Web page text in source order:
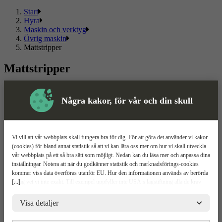
Några kakor, för vår och din skull
[...]
Vi vill att vår webbplats skall fungera bra för dig. För att göra det använder vi kakor
(cookies) för bland annat statistik så att vi kan lära oss mer om hur vi skall utveckla
vår webbplats på ett så bra sätt som möjligt. Nedan kan du läsa mer och anpassa dina
inställningar. Notera att när du godkänner statistik och marknadsförings-cookies
kommer viss data överföras utanför EU. Hur den informationen används av berörda
bolag vet vi inte exakt. Till exempel uppfyller inte USA:s lagstiftning alla de krav
risker för dina personuppgifter. De berörda bolagen måste lämna över uppgifter till
brottsbekämpande myndigheter i USA om de får en sådan begäran. Det kan dock
Visa detaljer
Start
Hyra
Maskin och verktyg
Övrig maskin
Mattstripper
Mattstripper
Välj mellan flera olika mattstripper av kända märken. Här hittar du
ett sortiment som passar både privat och proffs.
Om ToolPal
Om oss
5 enkla steg
Bli kund
Vattenrening
ToolPal To Go